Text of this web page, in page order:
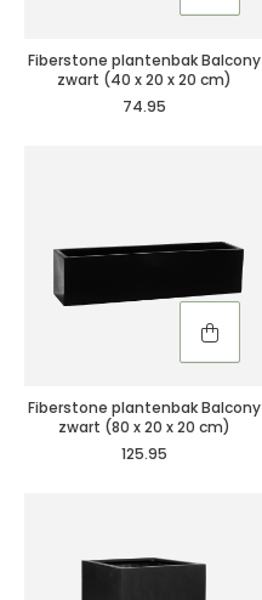
Fiberstone plantenbak Balcony
zwart (40 x 20 x 20 cm)
74.95
Fiberstone plantenbak Balcony
zwart (80 x 20 x 20 cm)
125.95